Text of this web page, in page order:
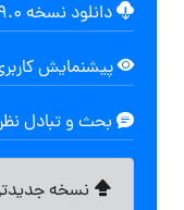
دانلود نسخه ۲.۹.۰
پیشنمایش
بحث و تبادل
نسخه